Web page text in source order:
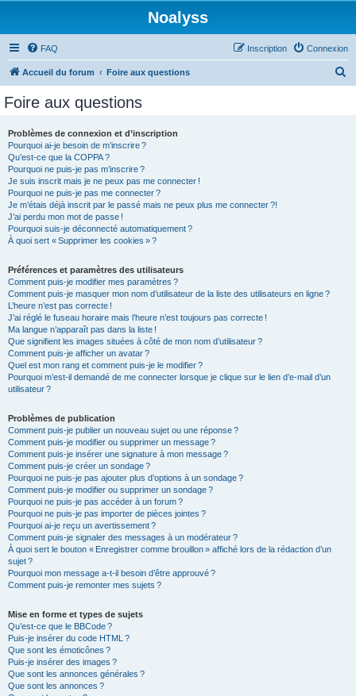
Noalyss
FAQ Connexion
Inscription
Accueil du forum Foire aux questions
Foire aux questions
Problèmes de connexion et d’inscription
Pourquoi ai-je besoin de m’inscrire ?
Qu’est-ce que la COPPA ?
Pourquoi ne puis-je pas m’inscrire ?
Je suis inscrit mais je ne peux pas me connecter !
Pourquoi ne puis-je pas me connecter ?
Je m’étais déjà inscrit par le passé mais ne peux plus me connecter ?!
J’ai perdu mon mot de passe !
Pourquoi suis-je déconnecté automatiquement ?
À quoi sert « Supprimer les cookies » ?
Préférences et paramètres des utilisateurs
Comment puis-je modifier mes paramètres ?
Comment puis-je masquer mon nom d’utilisateur de la liste des utilisateurs en ligne ?
L’heure n’est pas correcte !
J’ai réglé le fuseau horaire mais l’heure n’est toujours pas correcte !
Ma langue n’apparaît pas dans la liste !
Que signifient les images situées à côté de mon nom d’utilisateur ?
Comment puis-je afficher un avatar ?
Quel est mon rang et comment puis-je le modifier ?
Pourquoi m’est-il demandé de me connecter lorsque je clique sur le lien d’e-mail d’un
utilisateur ?
Problèmes de publication
Comment puis-je publier un nouveau sujet ou une réponse ?
Comment puis-je modifier ou supprimer un message ?
Comment puis-je insérer une signature à mon message ?
Comment puis-je créer un sondage ?
Pourquoi ne puis-je pas ajouter plus d’options à un sondage ?
Comment puis-je modifier ou supprimer un sondage ?
Pourquoi ne puis-je pas accéder à un forum ?
Pourquoi ne puis-je pas importer de pièces jointes ?
Pourquoi ai-je reçu un avertissement ?
Comment puis-je signaler des messages à un modérateur ?
À quoi sert le bouton « Enregistrer comme brouillon » affiché lors de la rédaction d’un
sujet ?
Pourquoi mon message a-t-il besoin d’être approuvé ?
Comment puis-je remonter mes sujets ?
Mise en forme et types de sujets
Qu’est-ce que le BBCode ?
Puis-je insérer du code HTML ?
Que sont les émoticônes ?
Puis-je insérer des images ?
Que sont les annonces générales ?
Que sont les annonces ?